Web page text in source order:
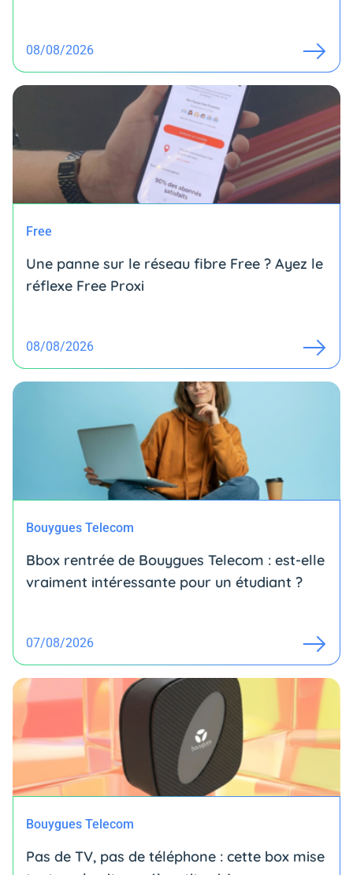
08/08/2026
Free
Une panne sur le réseau fibre Free ? Ayez le
réflexe Free Proxi
08/08/2026
Bouygues Telecom
Bbox rentrée de Bouygues Telecom : est-elle
vraiment intéressante pour un étudiant ?
07/08/2026
Bouygues Telecom
Pas de TV, pas de téléphone : cette box mise